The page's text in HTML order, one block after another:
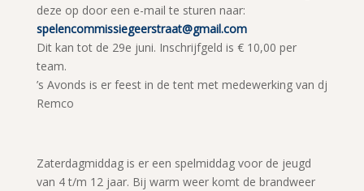
deze op door een e-mail te sturen naar:
spelencommissiegeerstraat@gmail.com
Dit kan tot de 29e juni. Inschrijfgeld is € 10,00 per
team.
’s Avonds is er feest in de tent met medewerking van dj
Remco
Zaterdagmiddag is er een spelmiddag voor de jeugd
van 4 t/m 12 jaar. Bij warm weer komt de brandweer